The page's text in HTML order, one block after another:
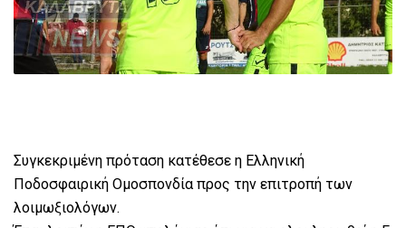
Συγκεκριμένη πρόταση κατέθεσε η Ελληνική
Ποδοσφαιρική Ομοσπονδία προς την επιτροπή των
λοιμωξιολόγων.